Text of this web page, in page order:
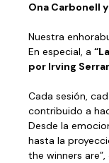
Ona Carbonell
Nuestra
En especial, a
por Irving
Cada sesión,
contribuido a
Desde la
hasta la
the winners